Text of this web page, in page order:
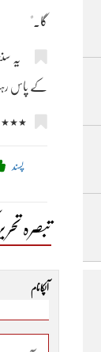
گا۔"
یہ
کے پاس
٭٭٭
پسند
تبصرہ
آپکا نام